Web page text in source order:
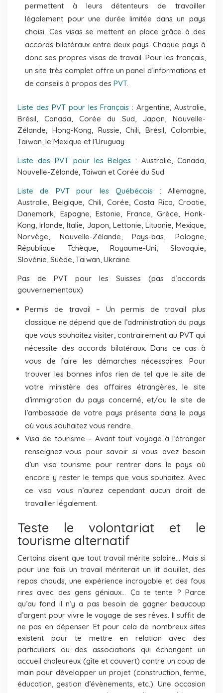
permettent à leurs détenteurs de travailler
légalement pour une durée limitée dans un pays
choisi. Ces visas se mettent en place grâce à des
accords bilatéraux entre deux pays. Chaque pays à
donc ses propres visas de travail. Pour les français,
un site très complet offre un panel d’informations et
de conseils à propos des PVT.
Liste des PVT pour les Français: Argentine, Australie,
Brésil, Canada, Corée du Sud, Japon, Nouvelle-
Zélande, Hong-Kong, Russie, Chili, Brésil, Colombie,
Taïwan, le Mexique et l’Uruguay
Liste des PVT pour les Belges : Australie, Canada,
Nouvelle-Zélande, Taiwan et Corée du Sud
Liste de PVT pour les Québécois : Allemagne,
Australie, Belgique, Chili, Corée, Costa Rica, Croatie,
Danemark, Espagne, Estonie, France, Grèce, Honk-
Kong, Irlande, Italie, Japon, Lettonie, Lituanie, Mexique,
Norvège, Nouvelle-Zélande, Pays-bas, Pologne,
République Tchèque, Royaume-Uni, Slovaquie,
Slovénie, Suède, Taïwan, Ukraine.
Pas de PVT pour les Suisses (pas d’accords
gouvernementaux)
Permis de travail – Un permis de travail plus
classique ne dépend que de l’administration du pays
que vous souhaitez visiter, contrairement au PVT qui
nécessite des accords bilatéraux. Dans ce cas à
vous de faire les démarches nécessaires. Pour
trouver les bonnes infos rien de tel que le site de
votre ministère des affaires étrangères, le site
d’immigration du pays concerné, et/ou le site de
l’ambassade de votre pays présente dans le pays
où vous souhaitez vous rendre.
Visa de tourisme – Avant tout voyage à l’étranger
renseignez-vous pour savoir si vous avez besoin
d’un visa tourisme pour rentrer dans le pays où
encore y rester le temps que vous souhaitez. Avec
ce visa vous n’aurez cependant aucun droit de
travailler légalement.
Teste le volontariat et le
tourisme alternatif
Certains disent que tout travail mérite salaire… Mais si
pour une fois un travail mériterait un lit douillet, des
repas chauds, une expérience incroyable et des fous
rires avec des gens géniaux… Ça te tente ? Parce
qu’au fond il n’y a pas besoin de gagner beaucoup
d’argent pour vivre le voyage de ses rêves. Il suffit de
ne pas en dépenser. Et pour cela de nombreux sites
existent pour te mettre en relation avec des
particuliers ou des associations qui échangent un
accueil chaleureux (gîte et couvert) contre un coup de
main pour développer un projet (construction, ferme,
éducation, gestion d’évènements, etc.). Une occasion